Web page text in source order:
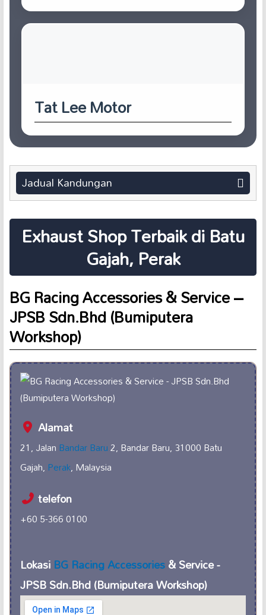
Tat Lee Motor
Jadual Kandungan
Exhaust Shop Terbaik di Batu
Gajah, Perak
BG Racing Accessories & Service –
JPSB Sdn.Bhd (Bumiputera
Workshop)
Alamat
21, JalanBandar Baru2, Bandar Baru, 31000 Batu
Gajah,Perak, Malaysia
telefon
+60 5-366 0100
LokasiBG Racing Accessories& Service -
JPSB Sdn.Bhd (Bumiputera Workshop)